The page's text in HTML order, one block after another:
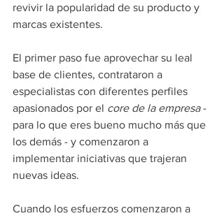
revivir la popularidad de su producto y
marcas existentes.
El primer paso fue aprovechar su leal
base de clientes, contrataron a
especialistas con diferentes perfiles
apasionados por el core de la empresa -
para lo que eres bueno mucho más que
los demás - y comenzaron a
implementar iniciativas que trajeran
nuevas ideas.
Cuando los esfuerzos comenzaron a